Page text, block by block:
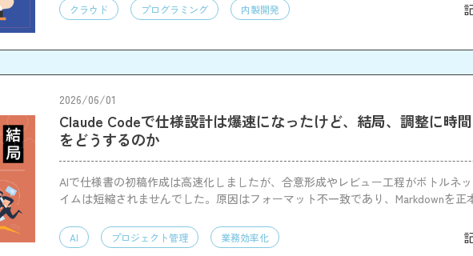
クラウド プログラミング 内製開発
2026/06/01
Claude Codeで仕様設計は爆速になったけど、結局、調整に時
をどうするのか
AIで仕様書の初稿作成は高速化しましたが、合意形成やレビュー工程がボトルネ
イムは短縮されませんでした。原因はフォーマット不一致であり、Markdownを正
AI プロジェクト管理 業務効率化